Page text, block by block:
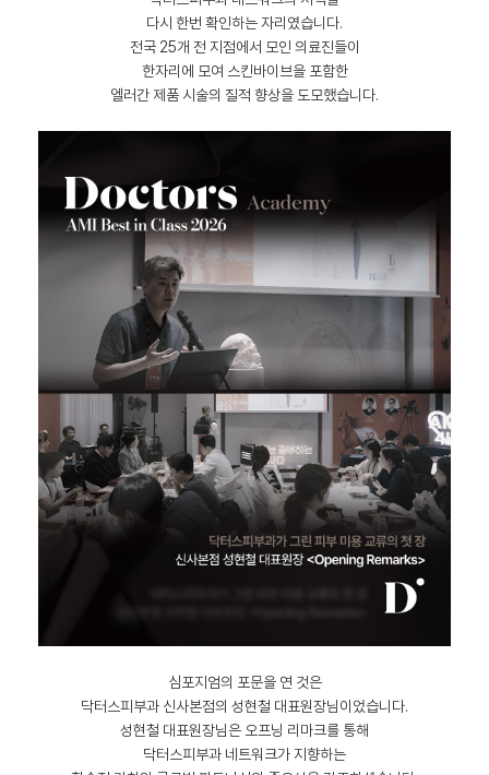
다시 한번 확인하는 자리였습니다.
전국 25개 전 지점에서 모인 의료진들이
한자리에 모여 스킨바이브을 포함한
엘러간 제품 시술의 질적 향상을 도모했습니다.
심포지엄의 포문을 연 것은
닥터스피부과 신사본점의 성현철 대표원장님이었습니다.
성현철 대표원장님은 오프닝 리마크를 통해
닥터스피부과 네트워크가 지향하는